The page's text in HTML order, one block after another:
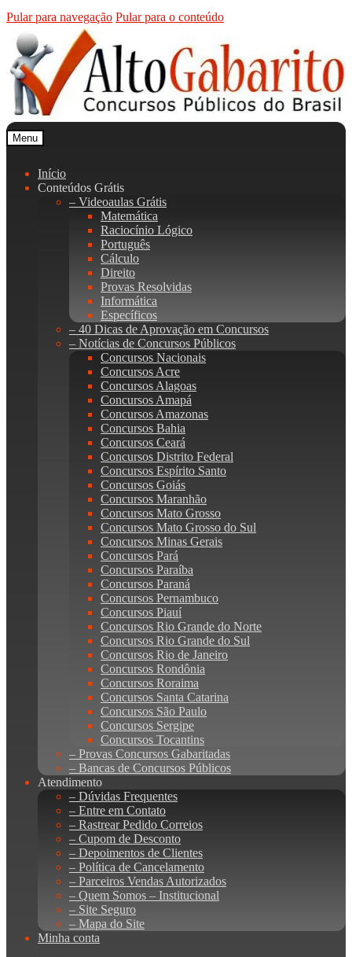
Pular para navegação Pular para o conteúdo
Menu
Início
Conteúdos Grátis
– Videoaulas Grátis
Matemática
Raciocínio Lógico
Português
Cálculo
Direito
Provas Resolvidas
Informática
Específicos
– 40 Dicas de Aprovação em Concursos
– Notícias de Concursos Públicos
Concursos Nacionais
Concursos Acre
Concursos Alagoas
Concursos Amapá
Concursos Amazonas
Concursos Bahia
Concursos Ceará
Concursos Distrito Federal
Concursos Espírito Santo
Concursos Goiás
Concursos Maranhão
Concursos Mato Grosso
Concursos Mato Grosso do Sul
Concursos Minas Gerais
Concursos Pará
Concursos Paraíba
Concursos Paraná
Concursos Pernambuco
Concursos Piauí
Concursos Rio Grande do Norte
Concursos Rio Grande do Sul
Concursos Rio de Janeiro
Concursos Rondônia
Concursos Roraima
Concursos Santa Catarina
Concursos São Paulo
Concursos Sergipe
Concursos Tocantins
– Provas Concursos Gabaritadas
– Bancas de Concursos Públicos
Atendimento
– Dúvidas Frequentes
– Entre em Contato
– Rastrear Pedido Correios
– Cupom de Desconto
– Depoimentos de Clientes
– Política de Cancelamento
– Parceiros Vendas Autorizados
– Quem Somos – Institucional
– Site Seguro
– Mapa do Site
Minha conta